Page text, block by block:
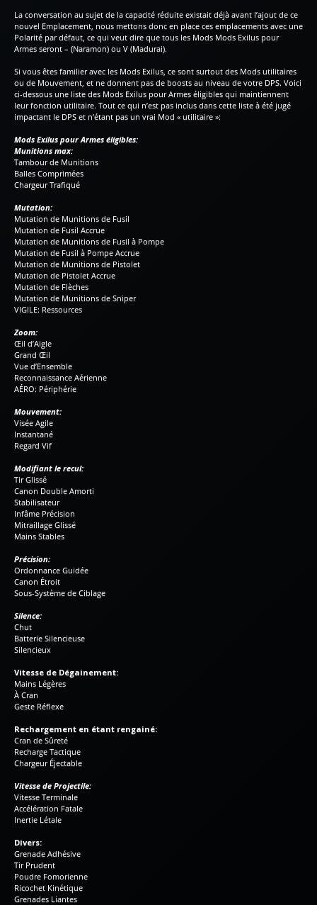
La conversation au sujet de la capacité réduite existait déjà avant l’ajout de ce
nouvel Emplacement, nous mettons donc en place ces emplacements avec une
Polarité par défaut, ce qui veut dire que tous les Mods Mods Exilus pour
Armes seront – (Naramon) ou V (Madurai).
Si vous êtes familier avec les Mods Exilus, ce sont surtout des Mods utilitaires
ou de Mouvement, et ne donnent pas de boosts au niveau de votre DPS. Voici
ci-dessous une liste des Mods Exilus pour Armes éligibles qui maintiennent
leur fonction utilitaire. Tout ce qui n’est pas inclus dans cette liste à été jugé
impactant le DPS et n’étant pas un vrai Mod « utilitaire »:
Mods Exilus pour Armes éligibles:
Munitions max:
Tambour de Munitions
Balles Comprimées
Chargeur Trafiqué
Mutation:
Mutation de Munitions de Fusil
Mutation de Fusil Accrue
Mutation de Munitions de Fusil à Pompe
Mutation de Fusil à Pompe Accrue
Mutation de Munitions de Pistolet
Mutation de Pistolet Accrue
Mutation de Flèches
Mutation de Munitions de Sniper
VIGILE: Ressources
Zoom:
Œil d’Aigle
Grand Œil
Vue d’Ensemble
Reconnaissance Aérienne
AÉRO: Périphérie
Mouvement:
Visée Agile
Instantané
Regard Vif
Modifiant le recul:
Tir Glissé
Canon Double Amorti
Stabilisateur
Infâme Précision
Mitraillage Glissé
Mains Stables
Précision:
Ordonnance Guidée
Canon Étroit
Sous-Système de Ciblage
Silence:
Chut
Batterie Silencieuse
Silencieux
Vitesse de Dégainement:
Mains Légères
À Cran
Geste Réflexe
Rechargement en étant rengainé:
Cran de Sûreté
Recharge Tactique
Chargeur Éjectable
Vitesse de Projectile:
Vitesse Terminale
Accélération Fatale
Inertie Létale
Divers:
Grenade Adhésive
Tir Prudent
Poudre Fomorienne
Ricochet Kinétique
Grenades Liantes